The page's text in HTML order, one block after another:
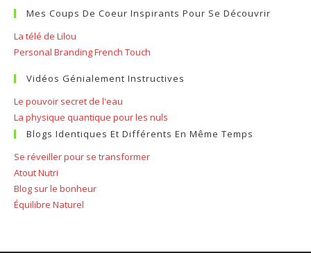
Mes Coups De Coeur Inspirants Pour Se Découvrir
La télé de Lilou
Personal Branding French Touch
Vidéos Génialement Instructives
Le pouvoir secret de l'eau
La physique quantique pour les nuls
Blogs Identiques Et Différents En Même Temps
Se réveiller pour se transformer
Atout Nutri
Blog sur le bonheur
Équilibre Naturel